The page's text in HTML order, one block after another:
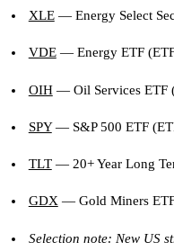
XLE— Energy Select
VDE— Energy ETF
OIH— Oil Services ETF
SPY— S&P 500 ETF
TLT— 20+ Year Long
GDX— Gold Miners
Selection note: New US